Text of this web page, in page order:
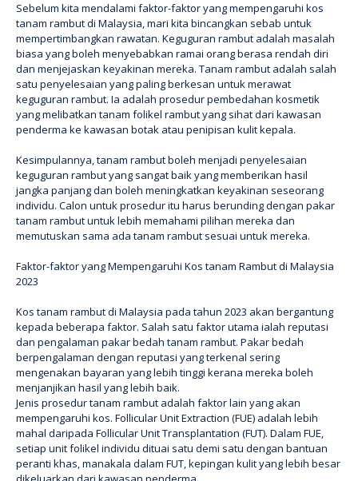
Sebelum kita mendalami faktor-faktor yang mempengaruhi kos
tanam rambut di Malaysia, mari kita bincangkan sebab untuk
mempertimbangkan rawatan. Keguguran rambut adalah masalah
biasa yang boleh menyebabkan ramai orang berasa rendah diri
dan menjejaskan keyakinan mereka. Tanam rambut adalah salah
satu penyelesaian yang paling berkesan untuk merawat
keguguran rambut. Ia adalah prosedur pembedahan kosmetik
yang melibatkan tanam folikel rambut yang sihat dari kawasan
penderma ke kawasan botak atau penipisan kulit kepala.
Kesimpulannya, tanam rambut boleh menjadi penyelesaian
keguguran rambut yang sangat baik yang memberikan hasil
jangka panjang dan boleh meningkatkan keyakinan seseorang
individu. Calon untuk prosedur itu harus berunding dengan pakar
tanam rambut untuk lebih memahami pilihan mereka dan
memutuskan sama ada tanam rambut sesuai untuk mereka.
Faktor-faktor yang Mempengaruhi Kos tanam Rambut di Malaysia
2023
Kos tanam rambut di Malaysia pada tahun 2023 akan bergantung
kepada beberapa faktor. Salah satu faktor utama ialah reputasi
dan pengalaman pakar bedah tanam rambut. Pakar bedah
berpengalaman dengan reputasi yang terkenal sering
mengenakan bayaran yang lebih tinggi kerana mereka boleh
menjanjikan hasil yang lebih baik.
Jenis prosedur tanam rambut adalah faktor lain yang akan
mempengaruhi kos. Follicular Unit Extraction (FUE) adalah lebih
mahal daripada Follicular Unit Transplantation (FUT). Dalam FUE,
setiap unit folikel individu dituai satu demi satu dengan bantuan
peranti khas, manakala dalam FUT, kepingan kulit yang lebih besar